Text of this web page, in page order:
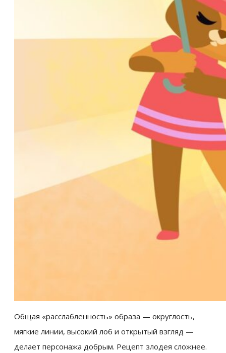
Общая «расслабленность» образа — округлость,
мягкие линии, высокий лоб и открытый взгляд —
делает персонажа добрым. Рецепт злодея сложнее.